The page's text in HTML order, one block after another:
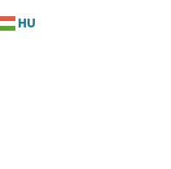
HU